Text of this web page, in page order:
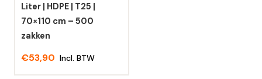
op
de
productpagina
Liter | HDPE | T25 |
70×110 cm – 500
zakken
€53,90 Incl. BTW